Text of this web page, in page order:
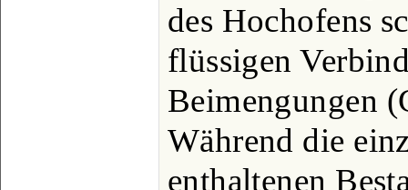
des Hochofens
flüssigen
Beimengungen
Während die
enthaltenen